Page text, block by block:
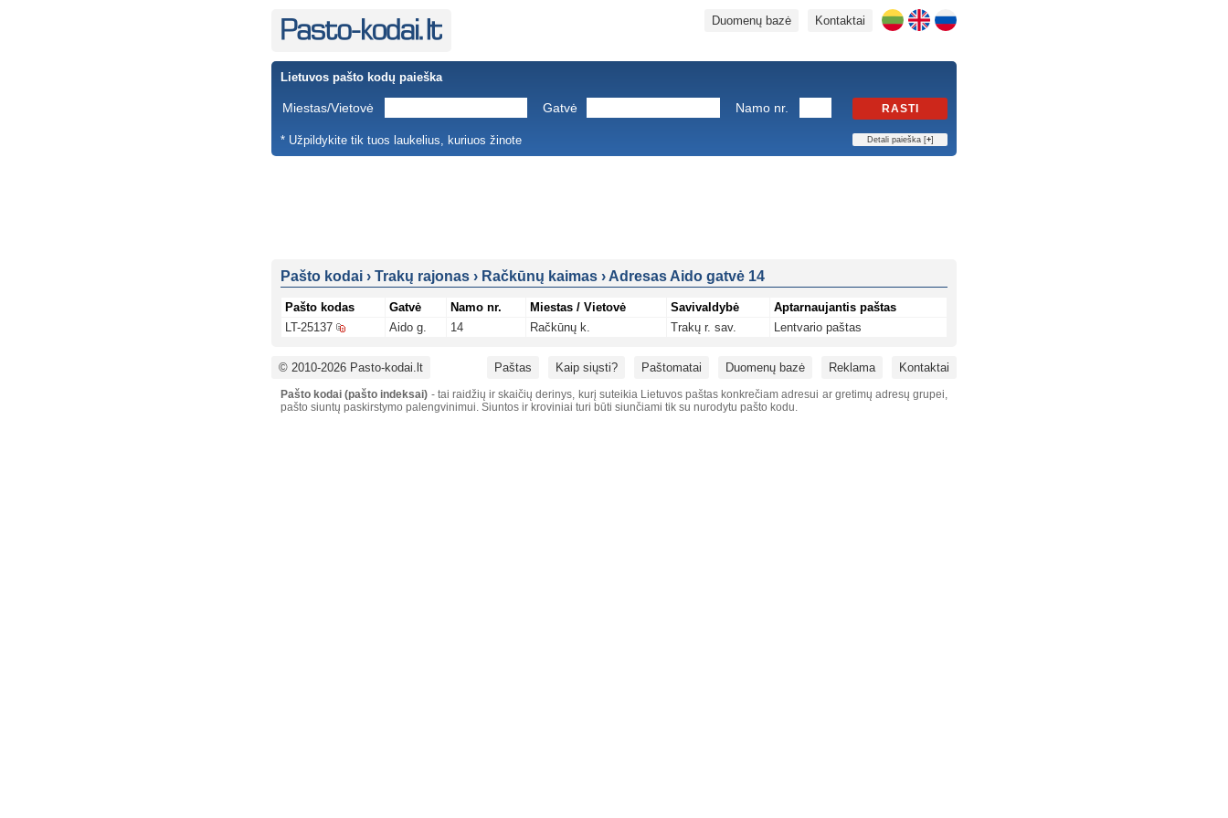
Kontaktai
Duomenų bazė
Lietuvos pašto kodų paieška
Miestas/Vietovė Gatvė Namo nr. RASTI
* Užpildykite tik tuos laukelius, kuriuos žinote Detali paieška [+]
Pašto kodai › Trakų rajonas › Račkūnų kaimas › Adresas Aido gatvė 14
Pašto kodas Gatvė Namo nr. Miestas / Vietovė Savivaldybė
Aptarnaujantis paštas
LT-25137
Aido g. 14 Račkūnų k. Trakų r. sav. Lentvario paštas
© 2010-2026 Pasto-kodai.lt Paštas Kaip siųsti? Paštomatai Duomenų bazė Reklama Kontaktai
Pašto kodai (pašto indeksai) - tai raidžių ir skaičių derinys, kurį suteikia Lietuvos paštas konkrečiam adresui ar gretimų adresų grupei,
pašto siuntų paskirstymo palengvinimui. Siuntos ir kroviniai turi būti siunčiami tik su nurodytu pašto kodu.